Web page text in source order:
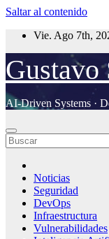
Saltar al contenido
Vie. Ago 7th,
Gustavo
AI-Driven Systems ·
Noticias
Seguridad
DevOps
Infraestructura
Vulnerabilidades